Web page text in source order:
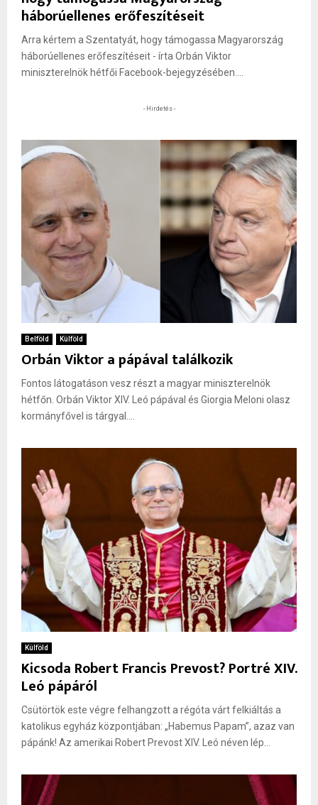
háborúellenes erőfeszítéseit
Arra kértem a Szentatyát, hogy támogassa Magyarország
háborúellenes erőfeszítéseit - írta Orbán Viktor
miniszterelnök hétfői Facebook-bejegyzésében....
- Hirdetés -
Belföld Külföld
Orbán Viktor a pápával találkozik
Fontos látogatáson vesz részt a magyar miniszterelnök
hétfőn. Orbán Viktor XIV. Leó pápával és Giorgia Meloni olasz
kormányfővel is tárgyal....
Külföld
Kicsoda Robert Francis Prevost? Portré XIV.
Leó pápáról
Csütörtök este végre felhangzott a régóta várt felkiáltás a
katolikus egyház központjában: „Habemus Papam”, azaz van
pápánk! Az amerikai Robert Prevost XIV. Leó néven lép...